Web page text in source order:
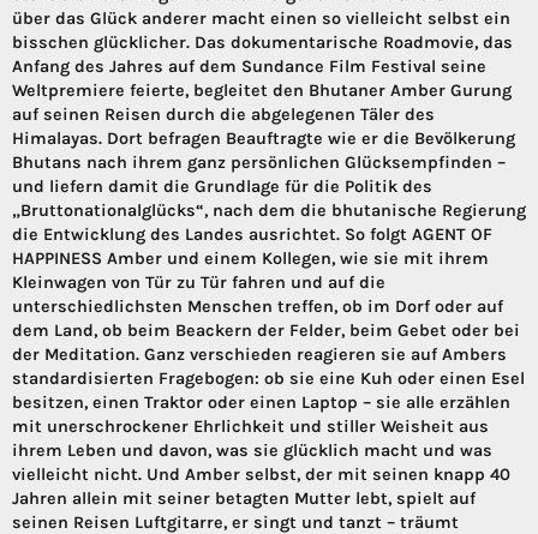
über das Glück anderer macht einen so vielleicht selbst ein
bisschen glücklicher. Das dokumentarische Roadmovie, das
Anfang des Jahres auf dem Sundance Film Festival seine
Weltpremiere feierte, begleitet den Bhutaner Amber Gurung
auf seinen Reisen durch die abgelegenen Täler des
Himalayas. Dort befragen Beauftragte wie er die Bevölkerung
Bhutans nach ihrem ganz persönlichen Glücksempfinden –
und liefern damit die Grundlage für die Politik des
„Bruttonationalglücks“, nach dem die bhutanische Regierung
die Entwicklung des Landes ausrichtet. So folgt AGENT OF
HAPPINESS Amber und einem Kollegen, wie sie mit ihrem
Kleinwagen von Tür zu Tür fahren und auf die
unterschiedlichsten Menschen treffen, ob im Dorf oder auf
dem Land, ob beim Beackern der Felder, beim Gebet oder bei
der Meditation. Ganz verschieden reagieren sie auf Ambers
standardisierten Fragebogen: ob sie eine Kuh oder einen Esel
besitzen, einen Traktor oder einen Laptop – sie alle erzählen
mit unerschrockener Ehrlichkeit und stiller Weisheit aus
ihrem Leben und davon, was sie glücklich macht und was
vielleicht nicht. Und Amber selbst, der mit seinen knapp 40
Jahren allein mit seiner betagten Mutter lebt, spielt auf
seinen Reisen Luftgitarre, er singt und tanzt – träumt